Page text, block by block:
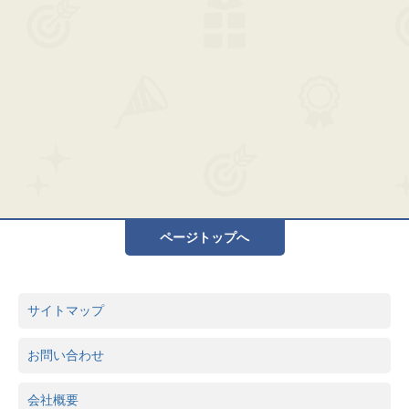
ページトップへ
サイトマップ
お問い合わせ
会社概要